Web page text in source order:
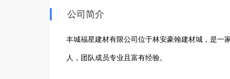
公司简介
丰城福星建材有限公司位于林安豪翰建材城，是一
人，团队成员专业且富有经验。